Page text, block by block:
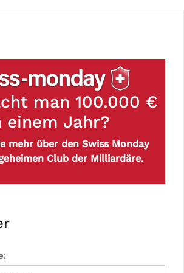
man 100.000 €
einem Jahr?
mehr über den Swiss Monday
Club der Milliardäre.